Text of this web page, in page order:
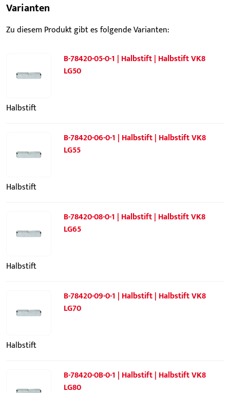
Varianten
Zu diesem Produkt gibt es folgende Varianten:
B-78420-05-0-1 | Halbstift | Halbstift VK8
LG50
Halbstift
B-78420-06-0-1 | Halbstift | Halbstift VK8
LG55
Halbstift
B-78420-08-0-1 | Halbstift | Halbstift VK8
LG65
Halbstift
B-78420-09-0-1 | Halbstift | Halbstift VK8
LG70
Halbstift
B-78420-0B-0-1 | Halbstift | Halbstift VK8
LG80